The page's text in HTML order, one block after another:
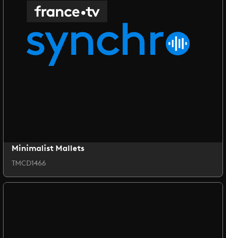
Minimalist Mallets
TMCD1466